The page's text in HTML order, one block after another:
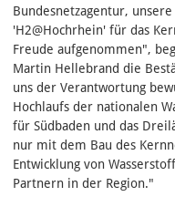
Bundesnetzagentur,
'H2@Hochrhein' für das
Freude aufgenommen",
Martin Hellebrand die
uns der Verantwortung
Hochlaufs der nationalen
für Südbaden und das
nur mit dem Bau des
Entwicklung von
Partnern in der Region."